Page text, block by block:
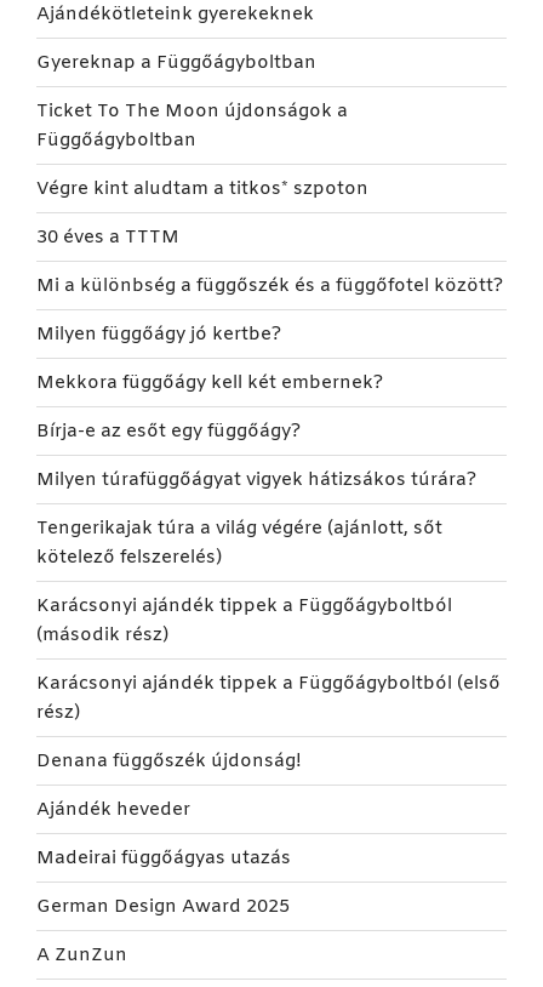
Ajándékötleteink gyerekeknek
Gyereknap a Függőágyboltban
Ticket To The Moon újdonságok a
Függőágyboltban
Végre kint aludtam a titkos* szpoton
30 éves a TTTM
Mi a különbség a függőszék és a függőfotel között?
Milyen függőágy jó kertbe?
Mekkora függőágy kell két embernek?
Bírja-e az esőt egy függőágy?
Milyen túrafüggőágyat vigyek hátizsákos túrára?
Tengerikajak túra a világ végére (ajánlott, sőt
kötelező felszerelés)
Karácsonyi ajándék tippek a Függőágyboltból
(második rész)
Karácsonyi ajándék tippek a Függőágyboltból (első
rész)
Denana függőszék újdonság!
Ajándék heveder
Madeirai függőágyas utazás
German Design Award 2025
A ZunZun